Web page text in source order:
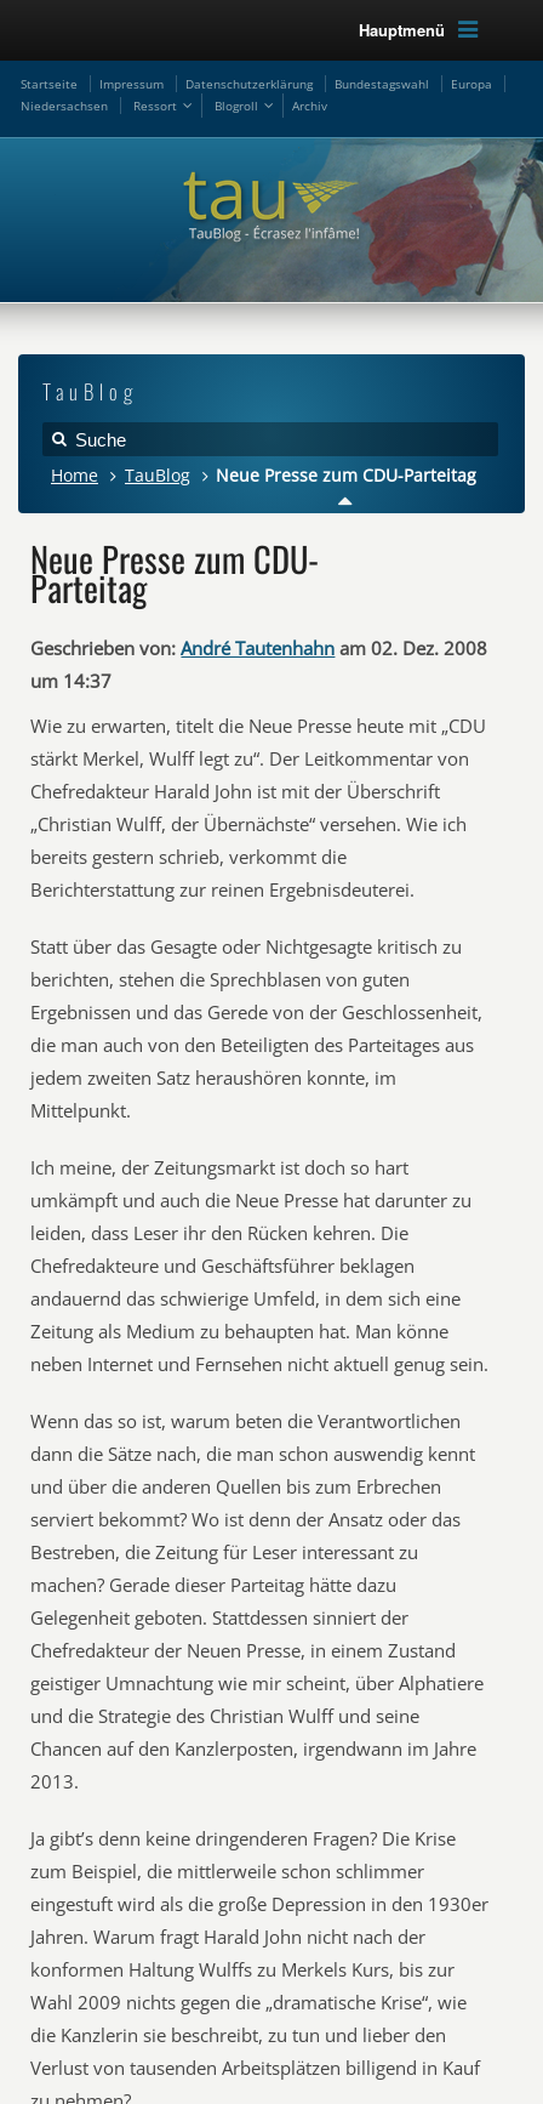
Hauptmenü
Startseite Impressum Datenschutzerklärung Bundestagswahl
Europa
Niedersachsen
Ressort Blogroll Archiv
TauBlog
Home TauBlog Neue Presse zum CDU-Parteitag
Neue Presse zum CDU-
Parteitag
Geschrieben von: André Tautenhahn am 02. Dez. 2008
um 14:37
Wie zu erwarten, titelt die Neue Presse heute mit „CDU
stärkt Merkel, Wulff legt zu“. Der Leitkommentar von
Chefredakteur Harald John ist mit der Überschrift
„Christian Wulff, der Übernächste“ versehen. Wie ich
bereits gestern schrieb, verkommt die
Berichterstattung zur reinen Ergebnisdeuterei.
Statt über das Gesagte oder Nichtgesagte kritisch zu
berichten, stehen die Sprechblasen von guten
Ergebnissen und das Gerede von der Geschlossenheit,
die man auch von den Beteiligten des Parteitages aus
jedem zweiten Satz heraushören konnte, im
Mittelpunkt.
Ich meine, der Zeitungsmarkt ist doch so hart
umkämpft und auch die Neue Presse hat darunter zu
leiden, dass Leser ihr den Rücken kehren. Die
Chefredakteure und Geschäftsführer beklagen
andauernd das schwierige Umfeld, in dem sich eine
Zeitung als Medium zu behaupten hat. Man könne
neben Internet und Fernsehen nicht aktuell genug sein.
Wenn das so ist, warum beten die Verantwortlichen
dann die Sätze nach, die man schon auswendig kennt
und über die anderen Quellen bis zum Erbrechen
serviert bekommt? Wo ist denn der Ansatz oder das
Bestreben, die Zeitung für Leser interessant zu
machen? Gerade dieser Parteitag hätte dazu
Gelegenheit geboten. Stattdessen sinniert der
Chefredakteur der Neuen Presse, in einem Zustand
geistiger Umnachtung wie mir scheint, über Alphatiere
und die Strategie des Christian Wulff und seine
Chancen auf den Kanzlerposten, irgendwann im Jahre
2013.
Ja gibt’s denn keine dringenderen Fragen? Die Krise
zum Beispiel, die mittlerweile schon schlimmer
eingestuft wird als die große Depression in den 1930er
Jahren. Warum fragt Harald John nicht nach der
konformen Haltung Wulffs zu Merkels Kurs, bis zur
Wahl 2009 nichts gegen die „dramatische Krise“, wie
die Kanzlerin sie beschreibt, zu tun und lieber den
Verlust von tausenden Arbeitsplätzen billigend in Kauf